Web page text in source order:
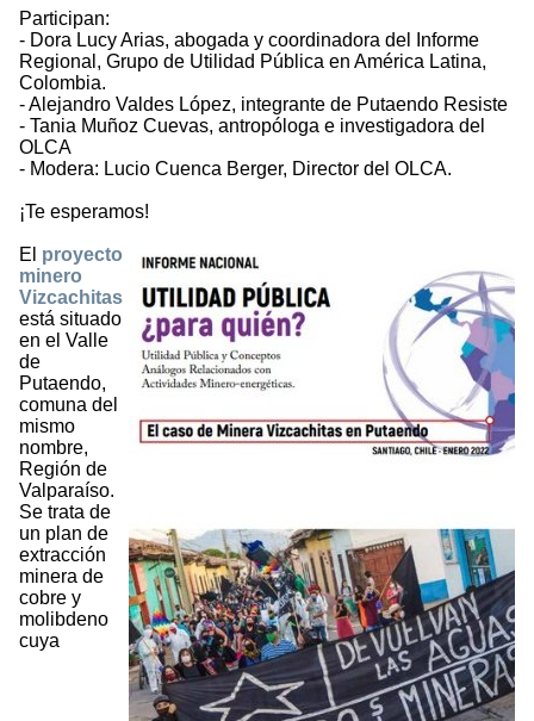
Participan:
- Dora Lucy Arias, abogada y coordinadora del Informe
Regional, Grupo de Utilidad Pública en América Latina,
Colombia.
- Alejandro Valdes López, integrante de Putaendo Resiste
- Tania Muñoz Cuevas, antropóloga e investigadora del
OLCA
- Modera: Lucio Cuenca Berger, Director del OLCA.
¡Te esperamos!
El proyecto
minero
Vizcachitas
está situado
en el Valle
de
Putaendo,
comuna del
mismo
nombre,
Región de
Valparaíso.
Se trata de
un plan de
extracción
minera de
cobre y
molibdeno
cuya